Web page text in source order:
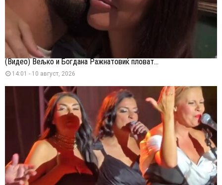
(Видео) Вељко и Богдана Ражнатовиќ пловат...
14:01 - 10 август, 2026